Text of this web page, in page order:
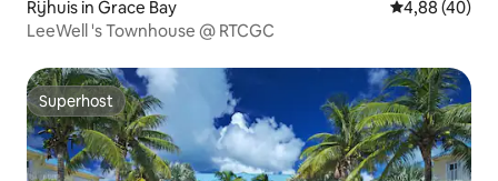
Rijhuis in Grace Bay Gemiddelde
4,88 (40)
LeeWell 's Townhouse @ RTCGC
Superhost
Superhost